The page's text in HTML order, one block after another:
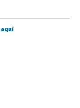
Indústria
aquí